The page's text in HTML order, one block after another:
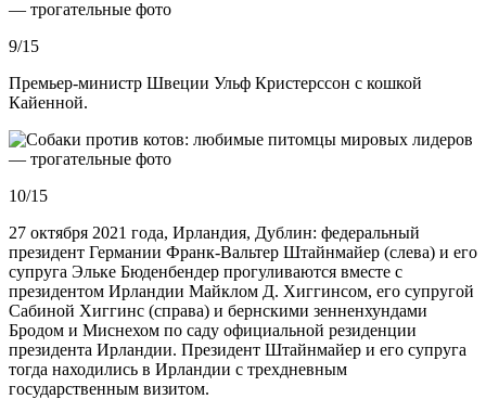
9/15
Премьер-министр Швеции Ульф Кристерссон с кошкой
Кайенной.
10/15
27 октября 2021 года, Ирландия, Дублин: федеральный
президент Германии Франк-Вальтер Штайнмайер (слева) и его
супруга Эльке Бюденбендер прогуливаются вместе с
президентом Ирландии Майклом Д. Хиггинсом, его супругой
Сабиной Хиггинс (справа) и бернскими зенненхундами
Бродом и Миснехом по саду официальной резиденции
президента Ирландии. Президент Штайнмайер и его супруга
тогда находились в Ирландии с трехдневным
государственным визитом.